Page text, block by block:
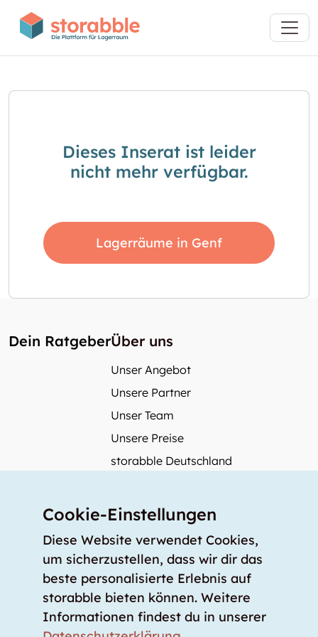
Dieses Inserat ist leider
nicht mehr verfügbar.
Lagerräume in Genf
Dein RatgeberÜber uns
Unser Angebot
Unsere Partner
Unser Team
Unsere Preise
storabble Deutschland
Mehr über storabble
Medienbeiträge
Wie gross muss ein Lagerraum sein?
Was kostet ein Lagerraum?
Für Lageranbieter
Cookie-Einstellungen
Diese Website verwendet Cookies,
um sicherzustellen, dass wir dir das
beste personalisierte Erlebnis auf
storabble bieten können. Weitere
Informationen findest du in unserer